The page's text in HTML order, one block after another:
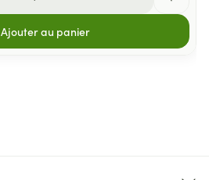
Ajouter au panier